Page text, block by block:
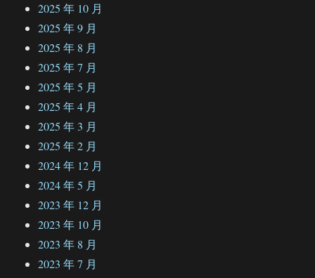
2025 年 10 月
2025 年 9 月
2025 年 8 月
2025 年 7 月
2025 年 5 月
2025 年 4 月
2025 年 3 月
2025 年 2 月
2024 年 12 月
2024 年 5 月
2023 年 12 月
2023 年 10 月
2023 年 8 月
2023 年 7 月